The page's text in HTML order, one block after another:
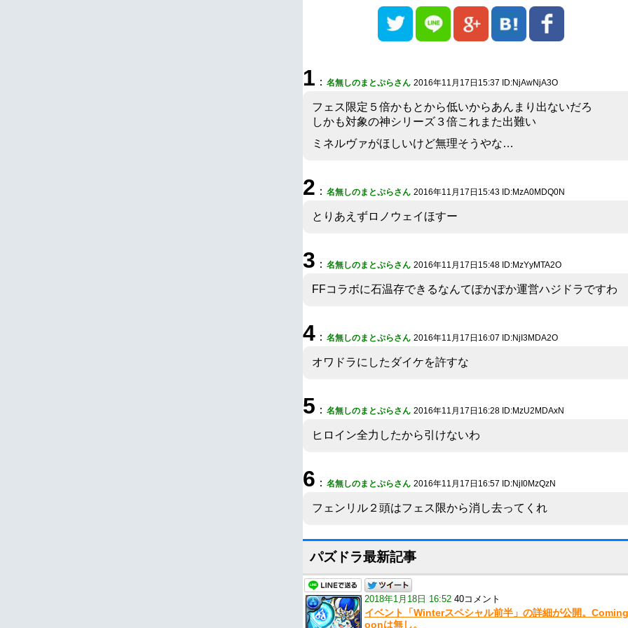
1 ： 名無しのまとぷらさん 2016年11月17日15:37 ID:NjAwNjA3O
フェス限定５倍かもとから低いからあんまり出ないだろ
しかも対象の神シリーズ３倍これまた出難い
ミネルヴァがほしいけど無理そうやな…
2 ： 名無しのまとぷらさん 2016年11月17日15:43 ID:MzA0MDQ0N
とりあえずロノウェイほすー
3 ： 名無しのまとぷらさん 2016年11月17日15:48 ID:MzYyMTA2O
FFコラボに石温存できるなんてぽかぽか運営ハジドラですわ
4 ： 名無しのまとぷらさん 2016年11月17日16:07 ID:NjI3MDA2O
オワドラにしたダイケを許すな
5 ： 名無しのまとぷらさん 2016年11月17日16:28 ID:MzU2MDAxN
ヒロイン全力したから引けないわ
6 ： 名無しのまとぷらさん 2016年11月17日16:57 ID:NjI0MzQzN
フェンリル２頭はフェス限から消し去ってくれ
パズドラ最新記事
2018年1月18日 16:52 40コメント
イベント「Winterスペシャル前半」の詳細が公開。
oonは無し。